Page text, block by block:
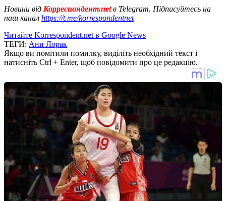
Новини від Корреспондент.netв Telegram. Підписуйтесь на
наш канал https://t.me/korrespondentnet
Читайте Korrespondent.net в Google News
ТЕГИ: Ани Лорак
Якщо ви помітили помилку, виділіть необхідний текст і
натисніть Ctrl + Enter, щоб повідомити про це редакцію.